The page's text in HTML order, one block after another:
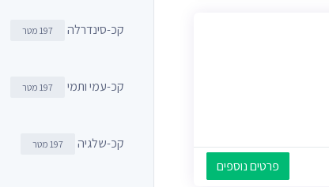
פרטים נוספים
קכ-סינדרלה 197 מטר
קכ-עמי ותמי 197 מטר
קכ-שלגיה 197 מטר